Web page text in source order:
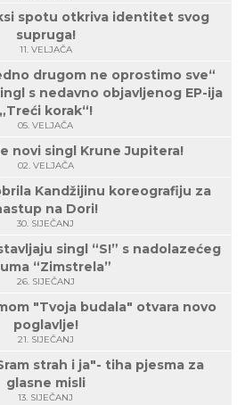
spotu otkriva identitet svog
supruga!
11. VELJAČA
drugom ne oprostimo sve“
s nedavno objavljenog EP-ija
„Treći korak“!
05. VELJAČA
novi singl Krune Jupitera!
02. VELJAČA
Kandžijinu koreografiju za
na Dori!
30. SIJEČANJ
singl “S!” s nadolazećeg
“Zimstrela”
26. SIJEČANJ
"Tvoja budala" otvara novo
poglavlje!
21. SIJEČANJ
strah i ja"- tiha pjesma za
glasne misli
13. SIJEČANJ